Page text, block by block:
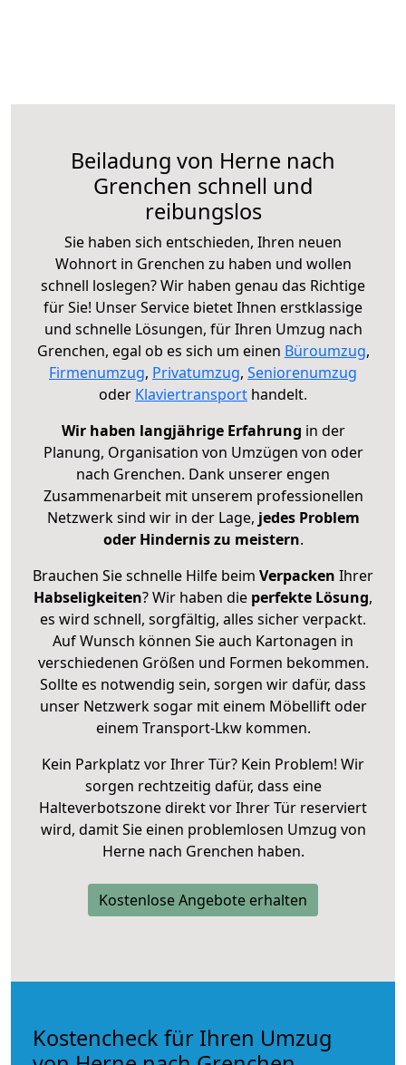
Beiladung von Herne nach
Grenchen schnell und
reibungslos
Sie haben sich entschieden, Ihren neuen
Wohnort in Grenchen zu haben und wollen
schnell loslegen? Wir haben genau das Richtige
für Sie! Unser Service bietet Ihnen erstklassige
und schnelle Lösungen, für Ihren Umzug nach
Grenchen, egal ob es sich um einen Büroumzug,
Firmenumzug, Privatumzug, Seniorenumzug
oder Klaviertransport handelt.
Wir haben langjährige Erfahrung in der
Planung, Organisation von Umzügen von oder
nach Grenchen. Dank unserer engen
Zusammenarbeit mit unserem professionellen
Netzwerk sind wir in der Lage, jedes Problem
oder Hindernis zu meistern.
Brauchen Sie schnelle Hilfe beim Verpacken Ihrer
Habseligkeiten? Wir haben die perfekte Lösung,
es wird schnell, sorgfältig, alles sicher verpackt.
Auf Wunsch können Sie auch Kartonagen in
verschiedenen Größen und Formen bekommen.
Sollte es notwendig sein, sorgen wir dafür, dass
unser Netzwerk sogar mit einem Möbellift oder
einem Transport-Lkw kommen.
Kein Parkplatz vor Ihrer Tür? Kein Problem! Wir
sorgen rechtzeitig dafür, dass eine
Halteverbotszone direkt vor Ihrer Tür reserviert
wird, damit Sie einen problemlosen Umzug von
Herne nach Grenchen haben.
Kostenlose Angebote erhalten
Kostencheck für Ihren Umzug